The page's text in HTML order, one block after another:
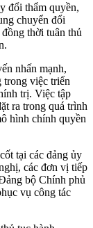
đổi thẩm quyền,
chuyển đổi
thời tuân thủ
nhấn mạnh,
trong việc triển
trị. Việc tập
ra trong quá trình
hình chính quyền
tại các đảng ủy
các đơn vị tiếp
bộ Chính phủ
vụ công tác